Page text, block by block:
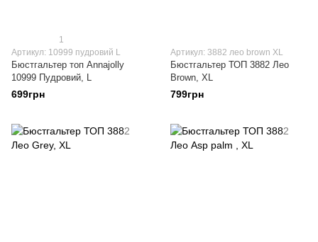
1
Артикул: 10999 пудровий L
Бюстгальтер топ Annajolly
10999 Пудровий, L
699грн
Артикул: 3882 лео brown XL
Бюстгальтер ТОП 3882 Лео
Brown, XL
799грн